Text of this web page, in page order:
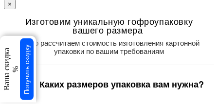
×
Изготовим уникальную гофроупаковку
вашего размера
Точно рассчитаем стоимость изготовления картонной
упаковки по вашим требованиям
/3 Каких размеров упаковка вам нужна?
Ваша скидка % Получить скидку